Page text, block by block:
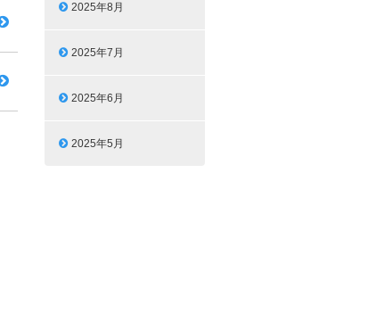
2025年8月
2025年7月
2025年6月
2025年5月